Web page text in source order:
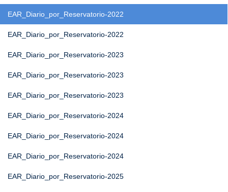
EAR_Diario_por_Reservatorio-2022
EAR_Diario_por_Reservatorio-2022
EAR_Diario_por_Reservatorio-2023
EAR_Diario_por_Reservatorio-2023
EAR_Diario_por_Reservatorio-2023
EAR_Diario_por_Reservatorio-2024
EAR_Diario_por_Reservatorio-2024
EAR_Diario_por_Reservatorio-2024
EAR_Diario_por_Reservatorio-2025